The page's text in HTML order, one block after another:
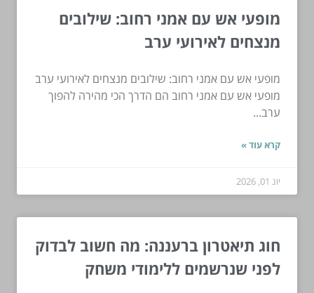
מופעי אש עם אמני רחוב: שילובים
מנצחים לאירועי ערב
מופעי אש עם אמני רחוב: שילובים מנצחים לאירועי ערב
מופעי אש עם אמני רחוב הם הדרך הכי מהירה להפוך
ערב...
קרא עוד »
יונ 01, 2026
חוג תיאטרון ברעננה: מה חשוב לבדוק
לפני שנרשמים ללימודי משחק